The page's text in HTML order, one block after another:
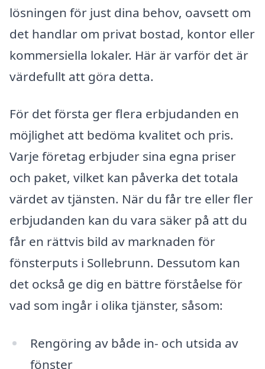
lösningen för just dina behov, oavsett om
det handlar om privat bostad, kontor eller
kommersiella lokaler. Här är varför det är
värdefullt att göra detta.
För det första ger flera erbjudanden en
möjlighet att bedöma kvalitet och pris.
Varje företag erbjuder sina egna priser
och paket, vilket kan påverka det totala
värdet av tjänsten. När du får tre eller fler
erbjudanden kan du vara säker på att du
får en rättvis bild av marknaden för
fönsterputs i Sollebrunn. Dessutom kan
det också ge dig en bättre förståelse för
vad som ingår i olika tjänster, såsom:
Rengöring av både in- och utsida av
fönster